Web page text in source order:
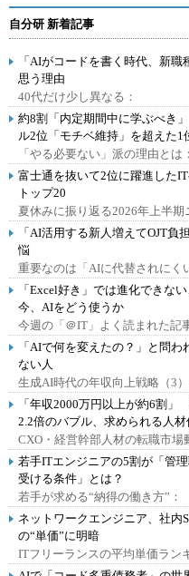
自分研 新着記事
「AIがコードを書く時代、新
思う理由
40代だけ少し異なる：
約8割「内定期間中に学ぶべき
ル2位「モチベ維持」を超えた1
「やる必要ない」派の理由とは：
富士通を抜いて2位に躍進した
トップ20
夏休みに振り返る2026年上半期
「AI活用する新人増えてOJT
悩
重要なのは「AIに代替されにく
「Excel好き」では進化できな
今、AIをどう使うか
今週の「＠IT」よく読まれた記
「AIで何を変えたの？」と問
ない人
生成AI時代の年収向上戦略（3）
「年収2000万円以上が約6割
2.2倍のバブル、求められる人材
CXO・経営幹部人材の転職市場
若手ITエンジニアの5割が「管
受ける条件」とは？
若手が求める“納得の働き方”：
ネットワークエンジニア、社
の“単価”に明暗
ITフリーランスの平均単価ラン